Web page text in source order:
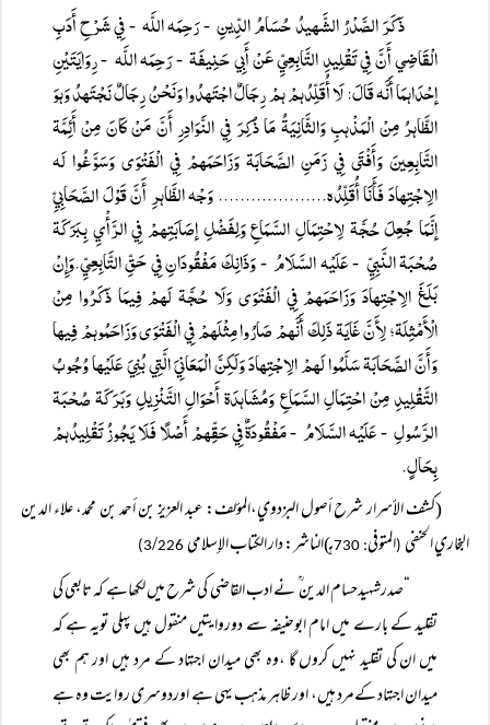
ذَكَرَ الصَّدْرُ الشَّہيدُ حُسَامُ الدِّينِ -رَحِمَہ اللَّہ- فِي شَرْحِ أَدَبِ
الْقَاضِي أَنَّ فِي تَقْلِيدِ التَّابِعِيِّ عَنْ أَبِي حَنِيفَۃ-رَحِمَہ اللَّہ -رِوَايَتَيْنِ
إحْدَاہمَا أَنَّہ قَالَ: لَا أُقَلِّدُہمْ ہمْ رِجَالٌ اجْتَہدُوا وَنَحْنُ رِجَالٌ نَجْتَہدُ وَہوَ
الظَّاہرُ مِنْ الْمَذْہبِ وَالثَّانِيَۃُ مَا ذُكِرَ فِي النَّوَادِرِ أَنَّ مَنْ كَانَ مِنْ أَئِمَّۃ
التَّابِعِينَ وَأَفْتَی فِي زَمَنِ الصَّحَابَۃ وَزَاحَمَہمْ فِي الْفَتْوَی وَسَوَّغُوا لَہ
الِاجْتِہادَ فَأَنَا أُقَلِّدُہ.................... وَجْہ الظَّاہرِ أَنَّ قَوْلَ الصَّحَابِيِّ
إنَّمَا جُعِلَ حُجَّۃ لِاحْتِمَالِ السَّمَاعِ وَلِفَضْلِ إصَابَتِہمْ فِي الرَّأْيِ بِبَرَكَۃ
صُحْبَۃ النَّبِيِّ -عَلَيْہ السَّلَامُ - وَذَانِكَ مَفْقُودَانِ فِي حَقِّ التَّابِعِيِّ.وَإِنْ
بَلَغَ الِاجْتِہادَ وَزَاحَمَہمْ فِي الْفَتْوَی وَلَا حُجَّۃ لَہمْ فِيمَا ذَكَرُوا مِنْ
الْأَمْثِلَۃ؛ لِأَنَّ غَايَۃ ذَلِكَ أَنَّہمْ صَارُوا مِثْلَہمْ فِي الْفَتْوَی وَزَاحَمُوہمْ فِيہا
وَأَنَّ الصَّحَابَۃ سَلَّمُوا لَہمْ الِاجْتِہادَ وَلَكِنَّ الْمَعَانِيَ الَّتِي بُنِيَ عَلَيْہا وُجُوبُ
التَّقْلِيدِ مِنْ احْتِمَالِ السَّمَاعِ وَمُشَاہدَۃ أَحْوَالِ التَّنْزِيلِ وَبَرَكَۃ صُحْبَۃ
الرَّسُولِ-عَلَيْہ السَّلَامُ -مَفْقُودَۃٌ فِي حَقِّہمْ أَصْلًا فَلَا يَجُوزُ تَقْلِيدُہمْ
بِحَالٍ.
(كشف الأسرار شرح أصول البزدوي،المؤلف: عبد العزيز بن أحمد بن محمد، علاء الدين
البخاري الحنفي (المتوفی: 730 هـ)الناشر: دار الكتاب الإسلامي /226)
“صدرشہیدحسام الدین ؒ نے ادب القاضی کی شرح میں لکھاہے کہ تابعی کی
تقلید کے بارے میں امام ابوحنیفہ سے دوروایتیں منقول ہیں پہلی تویہ ہے کہ
میں ان کی تقلید نہیں کروں گا ،وہ بھی میدان اجتہاد کے مرد ہیں اور ہم بھی
میدان اجتہاد کےمرد ہیں، اور ظاہر مذہب یہی ہے اوردوسری روایت وہ ہے